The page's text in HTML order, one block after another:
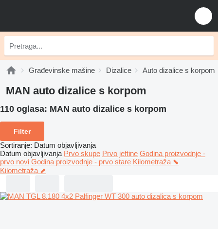
Građevinske mašine Dizalice Auto dizalice s korpom
MAN auto dizalice s korpom
110 oglasa: MAN auto dizalice s korpom
Filter
Sortiranje: Datum objavljivanja
Datum objavljivanja Prvo skupe Prvo jeftine Godina proizvodnje -
prvo novi Godina proizvodnje - prvo stare Kilometraža ⬊
Kilometraža ⬈